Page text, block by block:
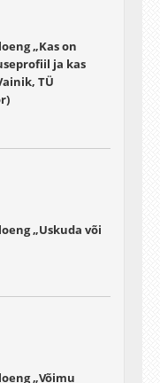
„Kas on
ja kas
TÜ
„Uskuda või
„Võimu